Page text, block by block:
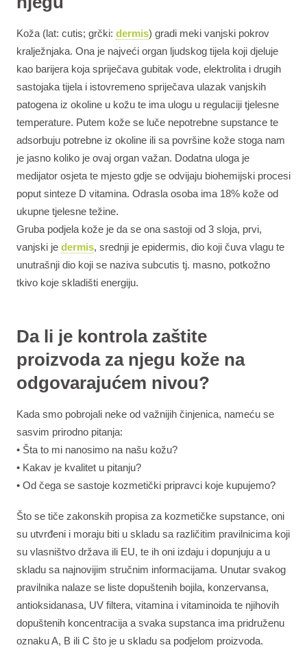
Koža (lat: cutis; grčki: dermis) gradi meki vanjski pokrov
kralježnjaka. Ona je najveći organ ljudskog tijela koji djeluje
kao barijera koja spriječava gubitak vode, elektrolita i drugih
sastojaka tijela i istovremeno spriječava ulazak vanjskih
patogena iz okoline u kožu te ima ulogu u regulaciji tjelesne
temperature. Putem kože se luče nepotrebne supstance te
adsorbuju potrebne iz okoline ili sa površine kože stoga nam
je jasno koliko je ovaj organ važan. Dodatna uloga je
medijator osjeta te mjesto gdje se odvijaju biohemijski procesi
poput sinteze D vitamina. Odrasla osoba ima 18% kože od
ukupne tjelesne težine.
Gruba podjela kože je da se ona sastoji od 3 sloja, prvi,
vanjski je dermis, srednji je epidermis, dio koji čuva vlagu te
unutrašnji dio koji se naziva subcutis tj. masno, potkožno
tkivo koje skladišti energiju.
Da li je kontrola zaštite
proizvoda za njegu kože na
odgovarajućem nivou?
Kada smo pobrojali neke od važnijih činjenica, nameću se
sasvim prirodno pitanja:
• Šta to mi nanosimo na našu kožu?
• Kakav je kvalitet u pitanju?
• Od čega se sastoje kozmetički pripravci koje kupujemo?
Što se tiče zakonskih propisa za kozmetičke supstance, oni
su utvrđeni i moraju biti u skladu sa različitim pravilnicima koji
su vlasništvo država ili EU, te ih oni izdaju i dopunjuju a u
skladu sa najnovijim stručnim informacijama. Unutar svakog
pravilnika nalaze se liste dopuštenih bojila, konzervansa,
antioksidanasa, UV filtera, vitamina i vitaminoida te njihovih
dopuštenih koncentracija a svaka supstanca ima pridruženu
oznaku A, B ili C što je u skladu sa podjelom proizvoda.